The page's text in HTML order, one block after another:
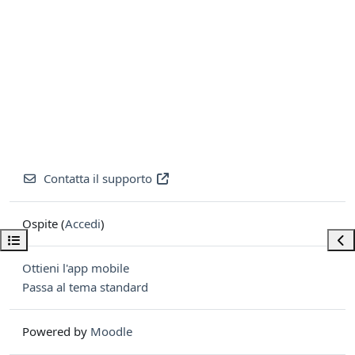
Apri indice del corso
Contatta il supporto
Ospite (Accedi)
Ottieni l'app mobile
Passa al tema standard
Powered by Moodle